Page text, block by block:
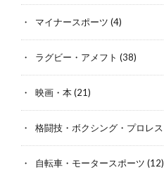
マイナースポーツ (4)
ラグビー・アメフト (38)
映画・本(21)
格闘技・ボクシング・プロレス
自転車・モータースポーツ (12)